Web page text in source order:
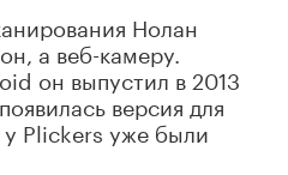
Нолан
а веб-камеру.
он выпустил в 2013
версия для
Plickers уже были